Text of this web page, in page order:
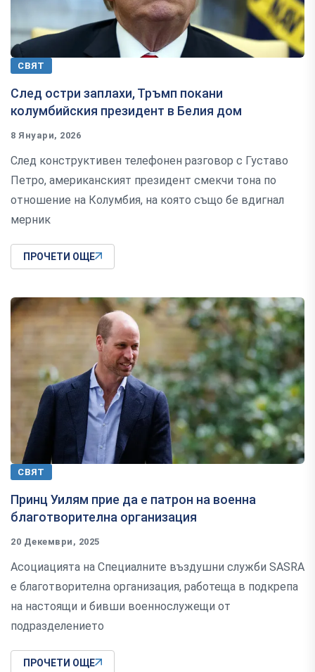
СВЯТ
След остри заплахи, Тръмп покани
колумбийския президент в Белия дом
8 Януари, 2026
След конструктивен телефонен разговор с Густаво
Петро, американският президент смекчи тона по
отношение на Колумбия, на която също бе вдигнал
мерник
ПРОЧЕТИ ОЩЕ
СВЯТ
Принц Уилям прие да е патрон на военна
благотворителна организация
20 Декември, 2025
Асоциацията на Специалните въздушни служби SASRA
е благотворителна организация, работеща в подкрепа
на настоящи и бивши военнослужещи от
подразделението
ПРОЧЕТИ ОЩЕ